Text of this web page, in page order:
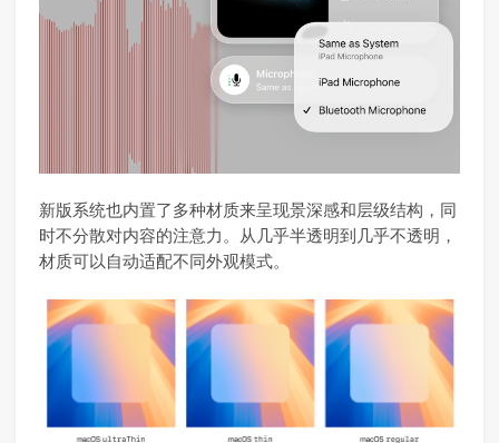
新版系统也内置了多种材质来呈现景深感和层级结构，同
时不分散对内容的注意力。从几乎半透明到几乎不透明，
材质可以自动适配不同外观模式。